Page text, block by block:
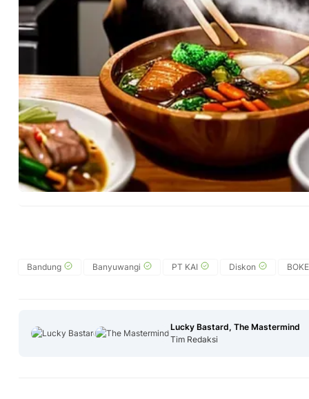
Bandung Banyuwangi PT KAI Diskon
Lucky Bastard, The Mastermind
Tim Redaksi